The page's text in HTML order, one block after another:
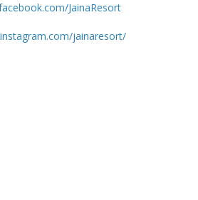
JainaResort
jainaresort/